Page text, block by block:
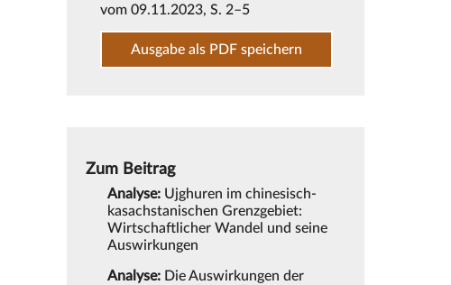
vom 09.11.2023, S. 2–5
Ausgabe als PDF speichern
Zum Beitrag
Analyse: Ujghuren im chinesisch-
kasachstanischen Grenzgebiet:
Wirtschaftlicher Wandel und seine
Auswirkungen
Analyse: Die Auswirkungen der